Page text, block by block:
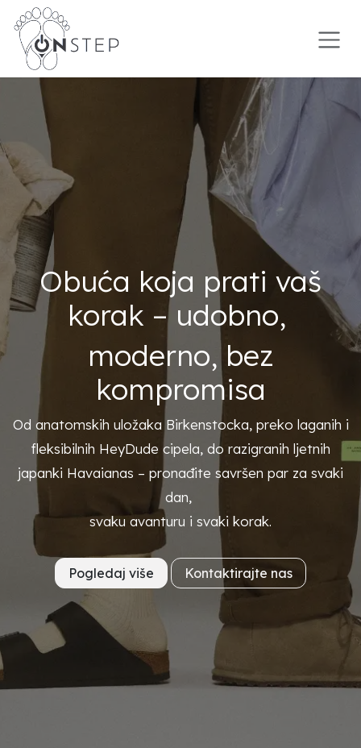
Preskoči na sadržaj
Obuća koja prati vaš
korak – udobno,
moderno, bez
kompromisa
Od anatomskih uložaka Birkenstocka, preko laganih i
fleksibilnih HeyDude cipela, do razigranih ljetnih
japanki Havaianas – pronađite savršen par za svaki
dan,
svaku avanturu i svaki korak.
Pogledaj više Kontaktirajte nas